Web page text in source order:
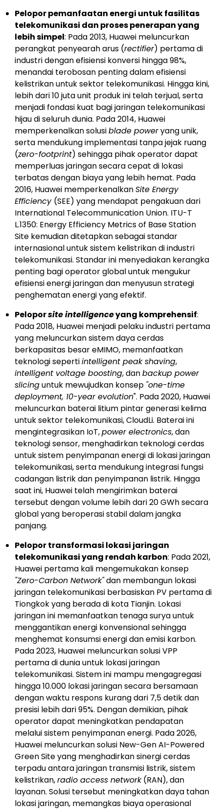
Pelopor pemanfaatan energi untuk fasilitas
telekomunikasi dan proses penerapan yang
lebih simpel: Pada 2013, Huawei meluncurkan
perangkat penyearah arus (rectifier) pertama di
industri dengan efisiensi konversi hingga 98%,
menandai terobosan penting dalam efisiensi
kelistrikan untuk sektor telekomunikasi. Hingga kini,
lebih dari 10 juta unit produk ini telah terjual, serta
menjadi fondasi kuat bagi jaringan telekomunikasi
hijau di seluruh dunia. Pada 2014, Huawei
memperkenalkan solusiblade poweryang unik,
serta mendukung implementasi tanpa jejak ruang
(zero-footprint) sehingga pihak operator dapat
memperluas jaringan secara cepat di lokasi
terbatas dengan biaya yang lebih hemat. Pada
2016, Huawei memperkenalkanSite Energy
Efficiency (SEE) yang mendapat pengakuan dari
International Telecommunication Union. ITU-T
L.1350: Energy Efficiency Metrics of Base Station
Site kemudian ditetapkan sebagai standar
internasional untuk sistem kelistrikan di industri
telekomunikasi. Standar ini menyediakan kerangka
penting bagi operator global untuk mengukur
efisiensi energi jaringan dan menyusun strategi
penghematan energi yang efektif.
Peloporsite intelligenceyang komprehensif:
Pada 2018, Huawei menjadi pelaku industri pertama
yang meluncurkan sistem daya cerdas
berkapasitas besar eMIMO, memanfaatkan
teknologi sepertiintelligent peak shaving,
intelligent voltage boosting, danbackup power
slicinguntuk mewujudkan konsep "one-time
deployment, 10-year evolution". Pada 2020, Huawei
meluncurkan baterai litium pintar generasi kelima
untuk sektor telekomunikasi, CloudLi. Baterai ini
mengintegrasikan IoT,power electronics, dan
teknologi sensor, menghadirkan teknologi cerdas
untuk sistem penyimpanan energi di lokasi jaringan
telekomunikasi, serta mendukung integrasi fungsi
cadangan listrik dan penyimpanan listrik. Hingga
saat ini, Huawei telah mengirimkan baterai
tersebut dengan volume lebih dari 20 GWh secara
global yang beroperasi stabil dalam jangka
panjang.
Pelopor transformasi lokasi jaringan
telekomunikasi yang rendah karbon: Pada 2021,
Huawei pertama kali mengemukakan konsep
"Zero-Carbon Network"dan membangun lokasi
jaringan telekomunikasi berbasiskan PV pertama di
Tiongkok yang berada di kota Tianjin. Lokasi
jaringan ini memanfaatkan tenaga surya untuk
menggantikan energi konvensional sehingga
menghemat konsumsi energi dan emisi karbon.
Pada 2023, Huawei meluncurkan solusi VPP
pertama di dunia untuk lokasi jaringan
telekomunikasi. Sistem ini mampu mengagregasi
hingga 10.000 lokasi jaringan secara bersamaan
dengan waktu respons kurang dari 7,5 detik dan
presisi lebih dari 95%. Dengan demikian, pihak
operator dapat meningkatkan pendapatan
melalui sistem penyimpanan energi. Pada 2026,
Huawei meluncurkan solusi New-Gen AI-Powered
Green Site yang menghadirkan sinergi cerdas
terpadu antara jaringan transmisi listrik, sistem
kelistrikan,radio access network(RAN), dan
layanan. Solusi tersebut meningkatkan daya tahan
lokasi jaringan, memangkas biaya operasional